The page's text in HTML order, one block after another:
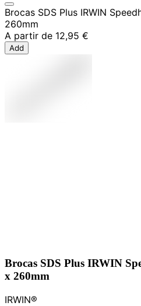
Brocas SDS Plus IRWIN
260mm
A partir de 12,95 €
Add
Brocas SDS Plus IRWIN
x 260mm
IRWIN®